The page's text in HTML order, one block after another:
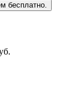
бесплатно.